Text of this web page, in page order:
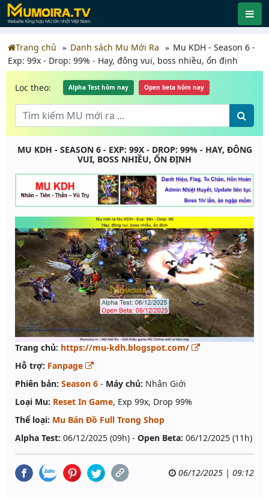
Trang chủ Danh sách Mu Mới Ra
Mu KDH - Season 6 -
Exp: 99x - Drop: 99% - Hay, đông vui, boss nhiều, ổn định
Lọc theo: Alpha Test hôm nay Open beta hôm nay
MU KDH - SEASON 6 - EXP: 99X - DROP: 99% - HAY, ĐÔNG
VUI, BOSS NHIỀU, ỔN ĐỊNH
Trang chủ: https://mu-kdh.blogspot.com/
Hỗ trợ: Fanpage
Phiên bản: Season 6 - Máy chủ: Nhân Giới
Loại Mu: Reset In Game, Exp 99x, Drop 99%
Thể loại: Mu Bán Đồ Full Trong Shop
Alpha Test: 06/12/2025 (09h) - Open Beta: 06/12/2025 (11h)
06/12/2025 | 09:12